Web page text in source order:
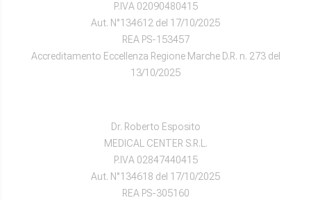
P.IVA 02090480415
Aut. N°134612 del 17/10/2025
REA PS-153457
Accreditamento Eccellenza Regione Marche D.R. n. 273 del
13/10/2025
Dr. Roberto Esposito
MEDICAL CENTER S.R.L.
P.IVA 02847440415
Aut. N°134618 del 17/10/2025
REA PS-305160